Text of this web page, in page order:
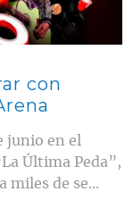
con
junio en el
Última Peda”,
miles de se...